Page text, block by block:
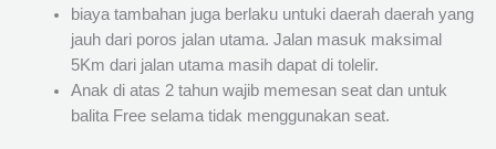
biaya tambahan juga berlaku untuki daerah daerah yang
jauh dari poros jalan utama. Jalan masuk maksimal
5Km dari jalan utama masih dapat di tolelir.
Anak di atas 2 tahun wajib memesan seat dan untuk
balita Free selama tidak menggunakan seat.